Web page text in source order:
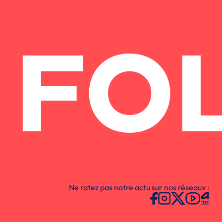
Ne ratez pas notre actu sur nos réseaux :